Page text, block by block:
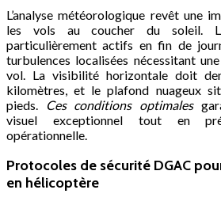
L’analyse météorologique revêt une
les vols au coucher du soleil.
particulièrement actifs en fin de
turbulences localisées nécessitant
vol. La visibilité horizontale doit
kilomètres, et le plafond nuageux
pieds.
Ces conditions optimales
visuel exceptionnel tout en
opérationnelle.
Protocoles de sécurité DGAC
en hélicoptère